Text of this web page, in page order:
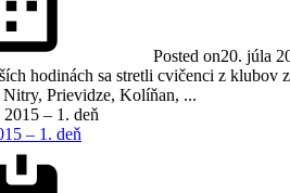
Posted on20. júla
hodinách sa stretli cvičenci z klubov
Prievidze, Kolíňan, ...
– 1. deň